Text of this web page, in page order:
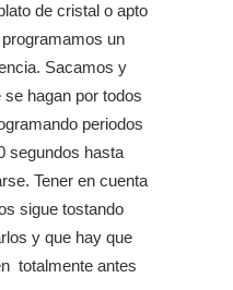
de cristal o apto
un
Sacamos y
hagan por todos
periodos
segundos hasta
Tener en cuenta
sigue tostando
y que hay que
totalmente antes